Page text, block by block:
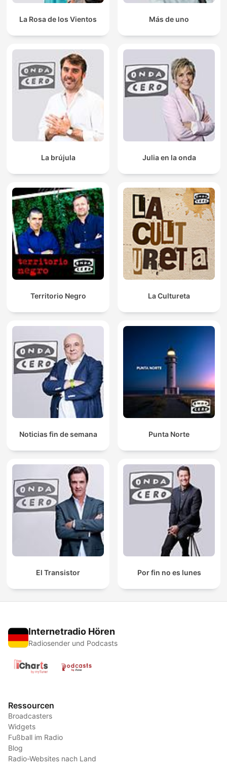
La Rosa de los Vientos Más de uno
La brújula Julia en la onda
Territorio Negro La Cultureta
Noticias fin de semana Punta Norte
El Transistor Por fin no es lunes
Internetradio Hören
Radiosender und Podcasts
Ressourcen
Broadcasters
Widgets
Fußball im Radio
Blog
Radio-Websites nach Land